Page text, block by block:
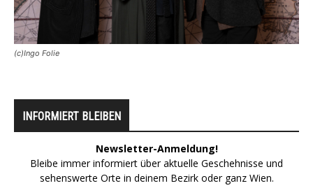
(c)Ingo Folie
INFORMIERT BLEIBEN
Newsletter-Anmeldung!
Bleibe immer informiert über aktuelle Geschehnisse und
sehenswerte Orte in deinem Bezirk oder ganz Wien.